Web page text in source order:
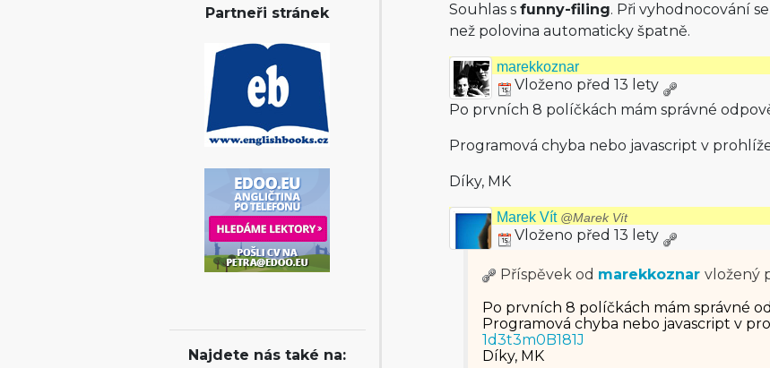
Partneři stránek
Najdete nás také na:
Souhlas s funny-filing. Při vyhodnocování
než polovina automaticky špatně.
marekkoznar
Vloženo před 13 lety
Po prvních 8 políčkách mám správné
Programová chyba nebo javascript v
Díky, MK
Marek Vít @Marek Vít
Vloženo před 13 lety
Příspěvek od marekkoznar vložený
Po prvních 8 políčkách mám správné
Programová chyba nebo javascript v
1d3t3m0B181J
Díky, MK